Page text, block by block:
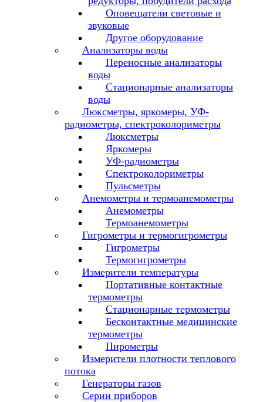
Оповещатели световые и
звуковые
Другое оборудование
Анализаторы воды
Переносные анализаторы
воды
Стационарные анализаторы
воды
Люксметры, яркомеры, УФ-
радиометры, спектроколориметры
Люксметры
Яркомеры
УФ-радиометры
Спектроколориметры
Пульсметры
Анемометры и термоанемометры
Анемометры
Термоанемометры
Гигрометры и термогигрометры
Гигрометры
Термогигрометры
Измерители температуры
Портативные контактные
термометры
Стационарные термометры
Бесконтактные медицинские
термометры
Пирометры
Измерители плотности теплового
потока
Генераторы газов
Серии приборов